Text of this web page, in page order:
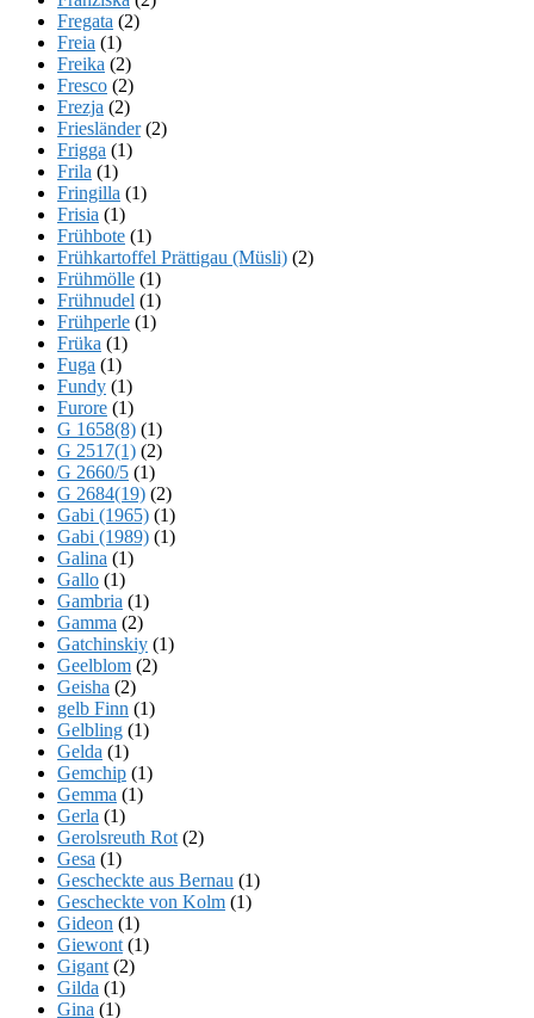
Fregata (2)
Freia (1)
Freika (2)
Fresco (2)
Frezja (2)
Friesländer(2)
Frigga (1)
Frila (1)
Fringilla (1)
Frisia (1)
Frühbote (1)
Frühkartoffel Prättigau (Müsli) (2)
Frühmölle (1)
Frühnudel (1)
Frühperle (1)
Früka (1)
Fuga (1)
Fundy (1)
Furore (1)
G 1658(8) (1)
G 2517(1) (2)
G 2660/5 (1)
G 2684(19) (2)
Gabi (1965) (1)
Gabi (1989) (1)
Galina (1)
Gallo (1)
Gambria (1)
Gamma (2)
Gatchinskiy (1)
Geelblom (2)
Geisha (2)
gelb Finn (1)
Gelbling (1)
Gelda (1)
Gemchip (1)
Gemma (1)
Gerla (1)
Gerolsreuth Rot (2)
Gesa (1)
Gescheckte aus Bernau (1)
Gescheckte von Kolm (1)
Gideon (1)
Giewont (1)
Gigant (2)
Gilda (1)
Gina (1)